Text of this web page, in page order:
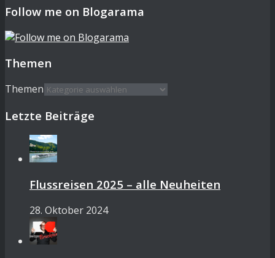
Follow me on Blogarama
Themen
Themen
Letzte Beiträge
Flussreisen 2025 – alle Neuheiten
28. Oktober 2024